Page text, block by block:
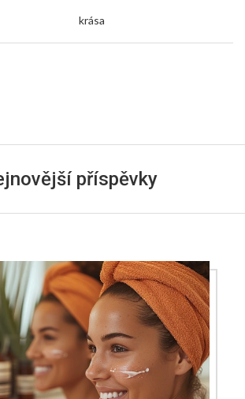
krása
příspěvky